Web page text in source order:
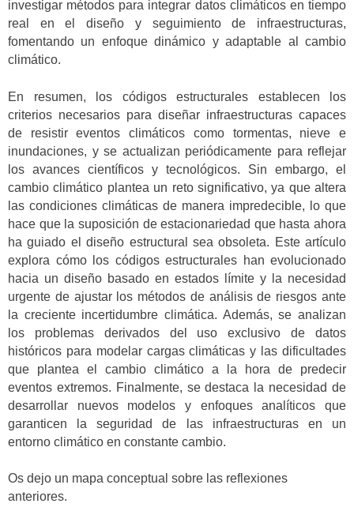
investigar métodos para integrar datos climáticos en tiempo
real en el diseño y seguimiento de infraestructuras,
fomentando un enfoque dinámico y adaptable al cambio
climático.
En resumen, los códigos estructurales establecen los
criterios necesarios para diseñar infraestructuras capaces
de resistir eventos climáticos como tormentas, nieve e
inundaciones, y se actualizan periódicamente para reflejar
los avances científicos y tecnológicos. Sin embargo, el
cambio climático plantea un reto significativo, ya que altera
las condiciones climáticas de manera impredecible, lo que
hace que la suposición de estacionariedad que hasta ahora
ha guiado el diseño estructural sea obsoleta. Este artículo
explora cómo los códigos estructurales han evolucionado
hacia un diseño basado en estados límite y la necesidad
urgente de ajustar los métodos de análisis de riesgos ante
la creciente incertidumbre climática. Además, se analizan
los problemas derivados del uso exclusivo de datos
históricos para modelar cargas climáticas y las dificultades
que plantea el cambio climático a la hora de predecir
eventos extremos. Finalmente, se destaca la necesidad de
desarrollar nuevos modelos y enfoques analíticos que
garanticen la seguridad de las infraestructuras en un
entorno climático en constante cambio.
Os dejo un mapa conceptual sobre las reflexiones
anteriores.